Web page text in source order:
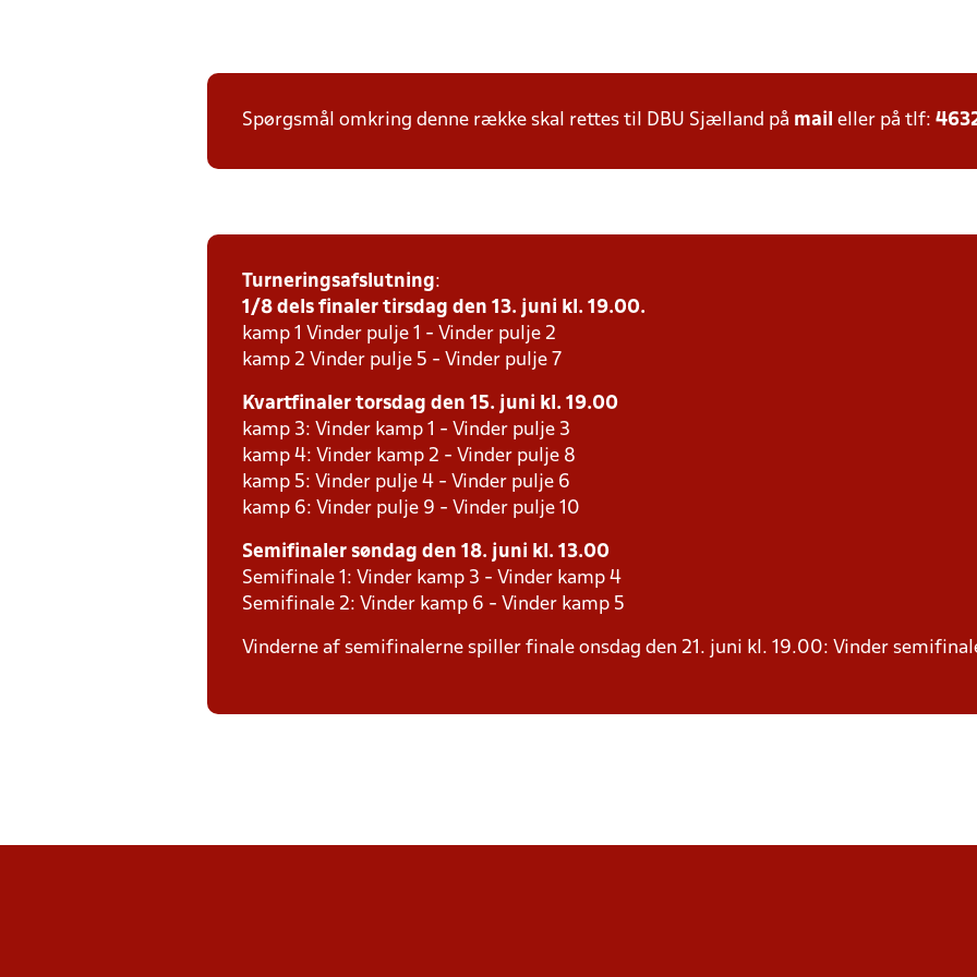
Spørgsmål omkring denne række skal rettes til DBU Sjælland på mail eller på tlf:
Turneringsafslutning:
1/8 dels finaler tirsdag den 13. juni kl. 19.00.
kamp 1 Vinder pulje 1 - Vinder pulje 2
kamp 2 Vinder pulje 5 - Vinder pulje 7
Kvartfinaler torsdag den 15. juni kl. 19.00
kamp 3: Vinder kamp 1 - Vinder pulje 3
kamp 4: Vinder kamp 2 - Vinder pulje 8
kamp 5: Vinder pulje 4 - Vinder pulje 6
kamp 6: Vinder pulje 9 - Vinder pulje 10
Semifinaler søndag den 18. juni kl. 13.00
Semifinale 1: Vinder kamp 3 - Vinder kamp 4
Semifinale 2: Vinder kamp 6 - Vinder kamp 5
Vinderne af semifinalerne spiller finale onsdag den 21. juni kl. 19.00: Vinder